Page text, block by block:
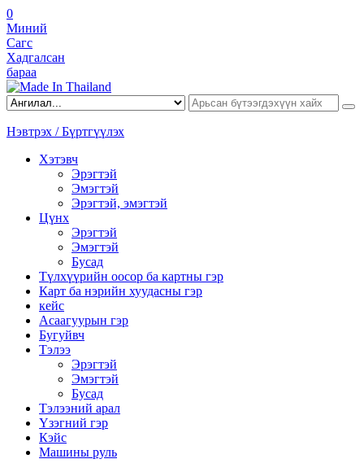
0
Миний
Сагс
Хадгалсан
бараа
Нэвтрэх / Бүртгүүлэх
Хэтэвч
Эрэгтэй
Эмэгтэй
Эрэгтэй, эмэгтэй
Цүнх
Эрэгтэй
Эмэгтэй
Бусад
Түлхүүрийн оосор ба картны гэр
Карт ба нэрийн хуудасны гэр
кейс
Асаагуурын гэр
Бугуйвч
Тэлээ
Эрэгтэй
Эмэгтэй
Бусад
Тэлээний арал
Үзэгний гэр
Кэйс
Машины руль